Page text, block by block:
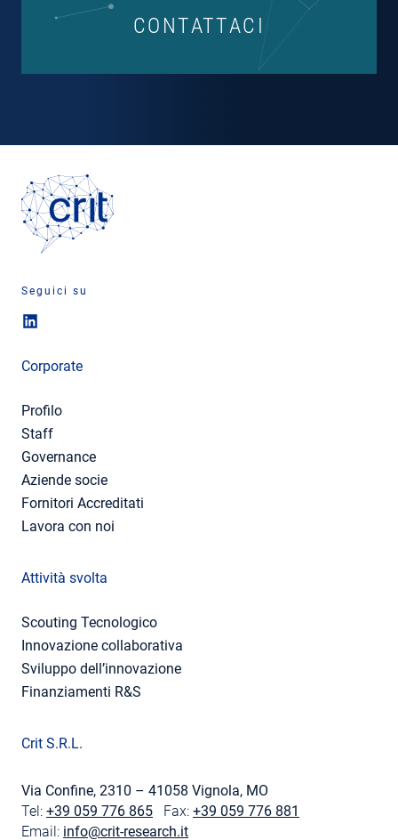
CONTATTACI
Seguici su
Corporate
Profilo
Staff
Governance
Aziende socie
Fornitori Accreditati
Lavora con noi
Attività svolta
Scouting Tecnologico
Innovazione collaborativa
Sviluppo dell’innovazione
Finanziamenti R&S
Crit S.R.L.
Via Confine, 2310 – 41058 Vignola, MO
Tel: +39 059 776 865 Fax: +39 059 776 881
Email: info@crit-research.it